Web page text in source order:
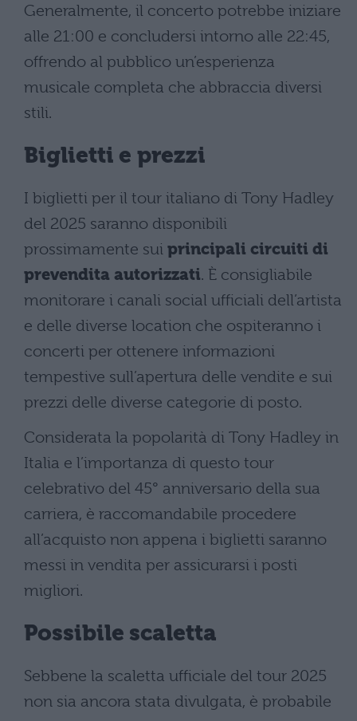
Generalmente, il concerto potrebbe iniziare
alle 21:00 e concludersi intorno alle 22:45,
offrendo al pubblico un’esperienza
musicale completa che abbraccia diversi
stili.
Biglietti e prezzi
I biglietti per il tour italiano di Tony Hadley
del 2025 saranno disponibili
prossimamente sui principali circuiti di
prevendita autorizzati. È consigliabile
monitorare i canali social ufficiali dell’artista
e delle diverse location che ospiteranno i
concerti per ottenere informazioni
tempestive sull’apertura delle vendite e sui
prezzi delle diverse categorie di posto.
Considerata la popolarità di Tony Hadley in
Italia e l’importanza di questo tour
celebrativo del 45° anniversario della sua
carriera, è raccomandabile procedere
all’acquisto non appena i biglietti saranno
messi in vendita per assicurarsi i posti
migliori.
Possibile scaletta
Sebbene la scaletta ufficiale del tour 2025
non sia ancora stata divulgata, è probabile